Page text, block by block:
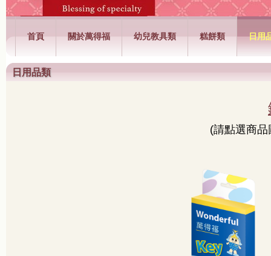
首頁 關於萬得福 幼兒教具類 糕餅類 日用
日用品類
(請點選商